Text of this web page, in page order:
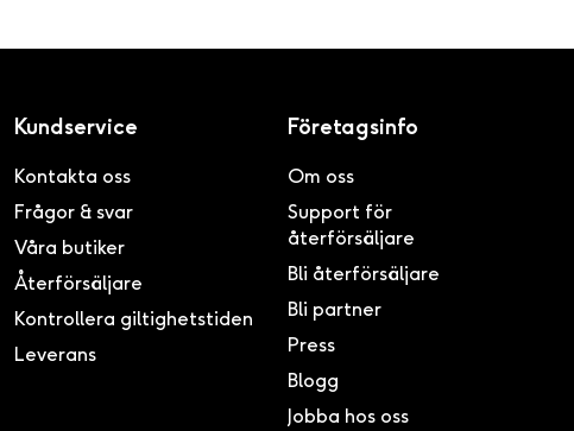
Kundservice
Kontakta oss
Frågor & svar
Våra butiker
Återförsäljare
Kontrollera giltighetstiden
Leverans
Företagsinfo
Om oss
Support för
återförsäljare
Bli återförsäljare
Bli partner
Press
Blogg
Jobba hos oss